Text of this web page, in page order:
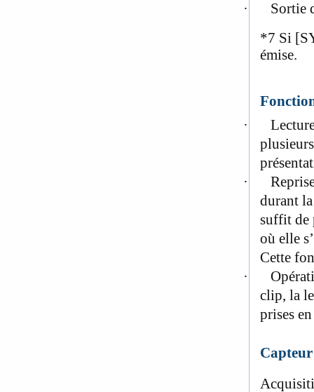
·
Sortie
*7 Si
émise.
·
·
durant
suffit de
où elle
Cette
·
clip, la
prises